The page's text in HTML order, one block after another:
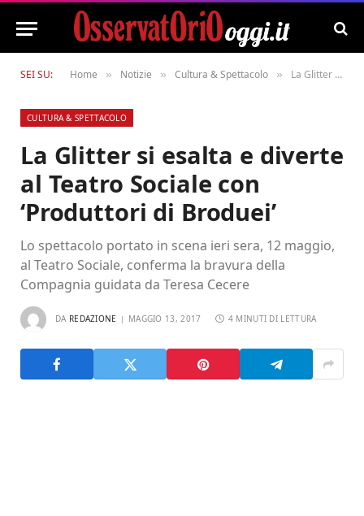
SEI SU: Home » Notizie » Cultura & Spettacolo » La Glitter si esalta e diverte al Teatro Sociale con ‘Produttori di Broduei’
CULTURA & SPETTACOLO
La Glitter si esalta e diverte
al Teatro Sociale con
‘Produttori di Broduei’
Lo spettacolo portato in scena ieri sera, 12 maggio,
al Teatro Sociale, conferma la bravura della
Compagnia guidata da Teresa Cecere
DA REDAZIONE MAGGIO 13, 2017 4 MINUTI DI LETTURA